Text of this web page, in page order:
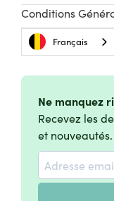
Conditions
Français
Ne manquez
Recevez les
et nouveautés.